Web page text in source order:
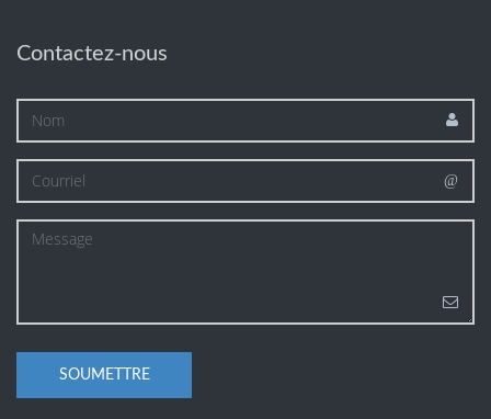
Contactez-nous